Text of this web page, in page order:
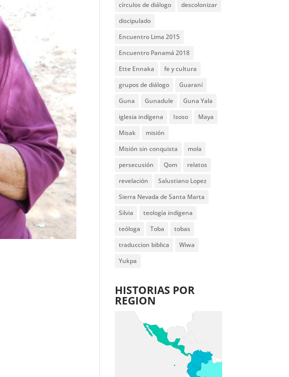
círculos de diálogo
descolonizar
discipulado
Encuentro Lima 2015
Encuentro Panamá 2018
Ette Ennaka
fe y cultura
grupos de diálogo
Guaraní
Guna
Gunadule
Guna Yala
iglesia indígena
Isoso
Maya
Misak
misión
Misión sin conquista
mola
persecusión
Qom
relatos
revelación
Salustiano Lopez
Sierra Nevada de Santa Marta
Silvia
teología indígena
teóloga
Toba
tobas
traduccion biblica
Wiwa
Yukpa
HISTORIAS POR
REGION